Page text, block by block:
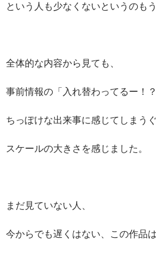
という人も少なくないというのもう
全体的な内容から見ても、
事前情報の「入れ替わってるー！？
ちっぽけな出来事に感じてしまう
スケールの大きさを感じました。
まだ見ていない人、
今からでも遅くはない、この作品